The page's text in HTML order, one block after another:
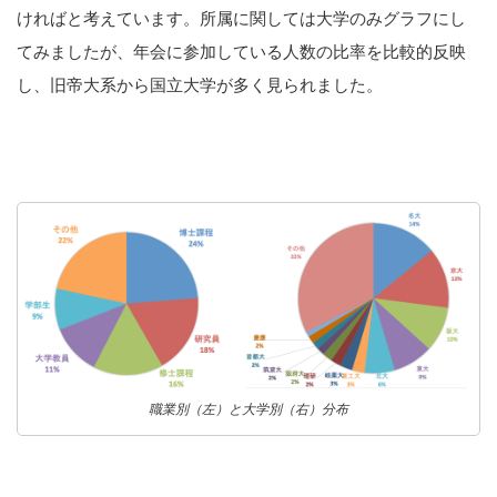
ければと考えています。所属に関しては大学のみグラフにし
てみましたが、年会に参加している人数の比率を比較的反映
し、旧帝大系から国立大学が多く見られました。
職業別（左）と大学別（右）分布